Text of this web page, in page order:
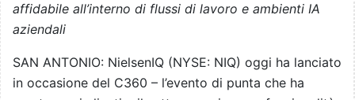
affidabile all’interno di flussi di lavoro e ambienti IA
aziendali
SAN ANTONIO: NielsenIQ (NYSE: NIQ) oggi ha lanciato
in occasione del C360 – l’evento di punta che ha